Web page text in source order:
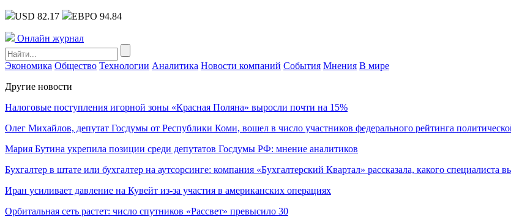
USD 82.17 ЕВРО 94.84
Онлайн журнал
Экономика Общество Технологии Аналитика Новости компаний События Мнения В мире
Другие новости
Налоговые поступления игорной зоны «Красная Поляна» выросли почти на 15%
Олег Михайлов, депутат Госдумы от Республики Коми, вошел в число участников федерального рейтинга
Мария Бутина укрепила позиции среди депутатов Госдумы РФ: мнение аналитиков
Бухгалтер в штате или бухгалтер на аутсорсинге: компания «Бухгалтерский Квартал» рассказала, какого специалиста
Иран усиливает давление на Кувейт из-за участия в американских операциях
Орбитальная сеть растет: число спутников «Рассвет» превысило 30